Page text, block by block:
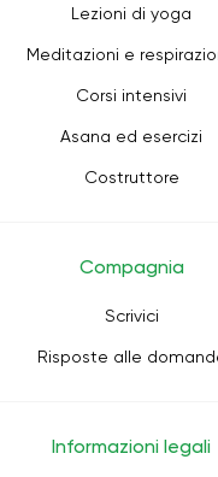
Lezioni di yoga
Meditazioni e
Corsi intensivi
Asana ed esercizi
Costruttore
Compagnia
Scrivici
Risposte alle
Informazioni legali